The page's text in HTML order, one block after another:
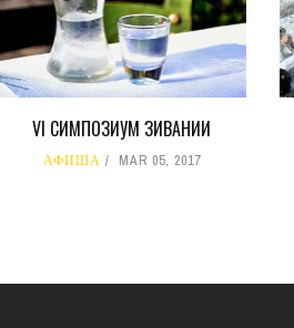
VI СИМПОЗИУМ ЗИВАНИИ
АФИША MAR 05, 2017